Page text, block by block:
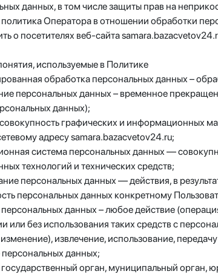
данных, в том числе защиты прав на
Оператора в отношении обработки
о посетителях веб-сайта
используемые в Политике
обработка персональных данных –
персональных данных – временное
данных);
графических и информационных
адресу samara.bazacvetov24.ru;
система персональных данных —
технологий и технических средств;
персональных данных — действия, в
персональных данных конкретному
данных – любое действие
или без использования таких средств с
извлечение, использование,
данных;
орган, муниципальный орган,